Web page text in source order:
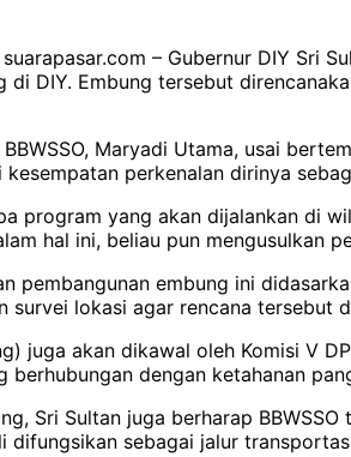
– Gubernur DIY Sri
di DIY. Embung tersebut
Maryadi Utama, usai
perkenalan dirinya
program yang akan dijalankan di
hal ini, beliau pun mengusulkan
pembangunan embung ini
survei lokasi agar rencana tersebut
juga akan dikawal oleh Komisi V
dengan ketahanan
Sri Sultan juga berharap
difungsikan sebagai jalur